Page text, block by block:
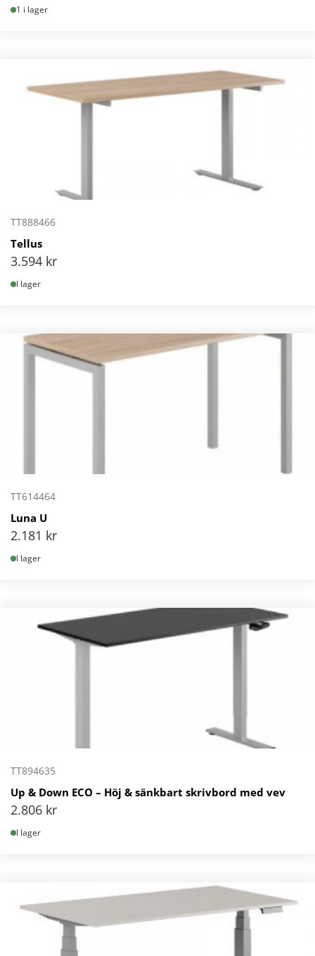
1 i lager
TT888466
Tellus
3.594 kr
I lager
TT614464
Luna U
2.181 kr
I lager
TT894635
Up & Down ECO – Höj & sänkbart skrivbord med vev
2.806 kr
I lager